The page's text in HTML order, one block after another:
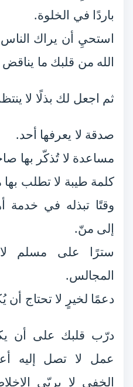
باردًا في الخلوة.
استحيِ أن يراك
الله من قلبك ما
ثم اجعل لك بذلًا لا
صدقة لا يعرفها أحد.
مساعدة لا تُذكّر بها
كلمة طيبة لا تطلب بها
وقتًا تبذله في خدمة
إلى منّ.
سترًا على مسلم
المجالس.
دعمًا لخيرٍ لا تحتاج
درّب قلبك على أن
عمل لا تصل إليه
الخفي لا يربّي